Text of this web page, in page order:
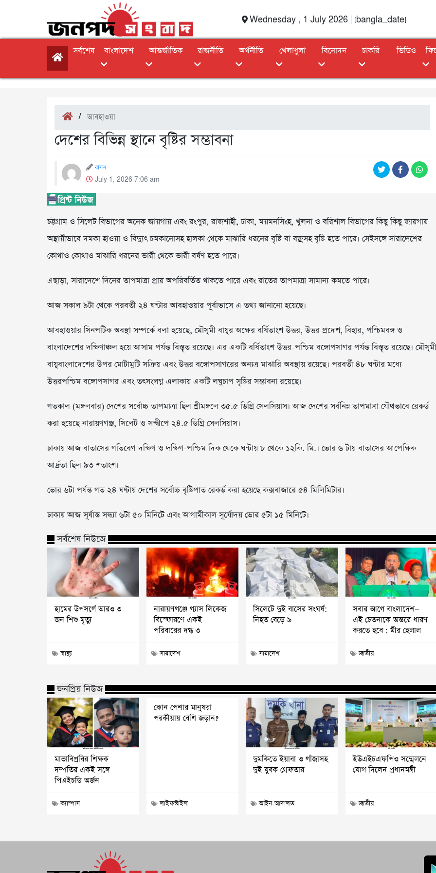
Wednesday , 1 July 2026 | [bangla_date]
সর্বশেষ বাংলাদেশ আন্তর্জাতিক রাজনীতি অর্থনীতি খেলাধুলা বিনোদন চাকরি ভিডিও
/আবহাওয়া
দেশের বিভিন্ন স্থানে বৃষ্টির সম্ভাবনা
বাসস
July 1, 2026 7:06 am
চট্টগ্রাম ও সিলেট বিভাগের অনেক জায়গায় এবং রংপুর, রাজশাহী, ঢাকা, ময়মনসিংহ, খুলনা ও বরিশাল বিভাগের কিছু কিছু জায়গায়
অস্থায়ীভাবে দমকা হাওয়া ও বিদ্যুৎ চমকানোসহ হালকা থেকে মাঝারি ধরনের বৃষ্টি বা বজ্রসহ বৃষ্টি হতে পারে। সেইসঙ্গে সারাদেশের
কোথাও কোথাও মাঝারি ধরনের ভারী থেকে ভারী বর্ষণ হতে পারে।
এছাড়া, সারাদেশে দিনের তাপমাত্রা প্রায় অপরিবর্তিত থাকতে পারে এবং রাতের তাপমাত্রা সামান্য কমতে পারে।
আজ সকাল ৯টা থেকে পরবর্তী ২৪ ঘন্টার আবহাওয়ার পূর্বাভাসে এ তথ্য জানানো হয়েছে।
আবহাওয়ার সিনপটিক অবস্থা সম্পর্কে বলা হয়েছে, মৌসুমী বায়ুর অক্ষের বর্ধিতাংশ উত্তর, উত্তর প্রদেশ, বিহার, পশ্চিমবঙ্গ ও
বাংলাদেশের দক্ষিণাঞ্চল হয়ে আসাম পর্যন্ত বিস্তৃত রয়েছে। এর একটি বর্ধিতাংশ উত্তর-পশ্চিম বঙ্গোপসাগর পর্যন্ত বিস্তৃত রয়েছে। মৌসুমী
বায়ুবাংলাদেশের উপর মোটামুটি সক্রিয় এবং উত্তর বঙ্গোপসাগরের অন্যত্র মাঝারি অবস্থায় রয়েছে। পরবর্তী ৪৮ ঘন্টার মধ্যে
উত্তরপশ্চিম বঙ্গোপসাগর এবং তৎসংলগ্ন এলাকায় একটি লঘুচাপ সৃষ্টির সম্ভাবনা রয়েছে।
গতকাল (মঙ্গলবার) দেশের সর্বোচ্চ তাপমাত্রা ছিল শ্রীমঙ্গলে ৩৫.৫ ডিগ্রি সেলসিয়াস। আজ দেশের সর্বনিম্ন তাপমাত্রা যৌথভাবে রেকর্ড
করা হয়েছে নারায়ণগঞ্জ, সিলেট ও সন্দ্বীপে ২৪.৫ ডিগ্রি সেলসিয়াস।
ঢাকায় আজ বাতাসের গতিবেগ দক্ষিণ ও দক্ষিণ-পশ্চিম দিক থেকে ঘন্টায় ৮ থেকে ১২কি. মি.। ভোর ৬ টায় বাতাসের আপেক্ষিক
আর্দ্রতা ছিল ৯৩ শতাংশ।
ভোর ৬টা পর্যন্ত গত ২৪ ঘণ্টায় দেশের সর্বোচ্চ বৃষ্টিপাত রেকর্ড করা হয়েছে কক্সবাজারে ৫৪ মিলিমিটার।
ঢাকায় আজ সূর্যাস্ত সন্ধ্যা ৬টা ৫০ মিনিটে এবং আগামীকাল সূর্যোদয় ভোর ৫টা ১৫ মিনিটে।
সর্বশেষ নিউজে
হামের উপসর্গে আরও ৩
জন শিশু মৃত্যু
স্বাস্থ্য
নারায়ণগঞ্জে গ্যাস লিকেজ
বিস্ফোরণে একই
পরিবারের দগ্ধ ৩
সারাদেশ
সিলেটে দুই বাসের সংঘর্ষ:
নিহত বেড়ে ৯
সারাদেশ
সবার আগে বাংলাদেশ—
এই চেতনাকে অন্তরে ধারণ
করতে হবে : মীর হেলাল
জাতীয়
জনপ্রিয় নিউজ
মাভাবিপ্রবির শিক্ষক
দম্পতির একই সঙ্গে
পিএইচডি অর্জন
ক্যাম্পাস
কোন পেশার মানুষরা
পরকীয়ায় বেশি জড়ান?
লাইফস্টাইল
দুমকিতে ইয়াবা ও গাঁজাসহ
দুই যুবক গ্রেফতার
আইন-আদালত
ইউএইচএফপিও সম্মেলনে
যোগ দিলেন প্রধানমন্ত্রী
জাতীয়